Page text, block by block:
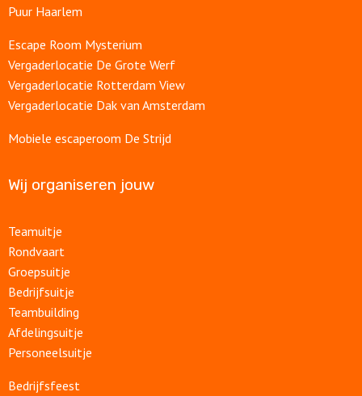
Puur Haarlem
Escape Room Mysterium
Vergaderlocatie De Grote Werf
Vergaderlocatie Rotterdam View
Vergaderlocatie Dak van Amsterdam
Mobiele escaperoom De Strijd
Wij organiseren jouw
Teamuitje
Rondvaart
Groepsuitje
Bedrijfsuitje
Teambuilding
Afdelingsuitje
Personeelsuitje
Bedrijfsfeest